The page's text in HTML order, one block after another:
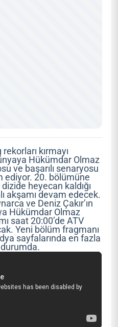
kırmayı
Hükümdar Olmaz
ve başarılı senaryosu
ediyor. 20. bölümüne
heyecan kaldığı
akşamı devam edecek.
ve Deniz Çakır’ın
Hükümdar Olmaz
saat 20:00’de ATV
Yeni bölüm fragmanı
sayfalarında en fazla